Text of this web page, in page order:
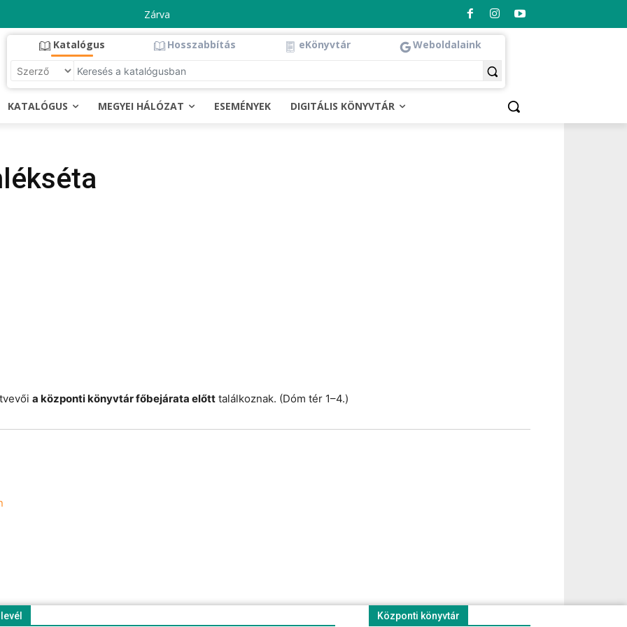
Zárva
Katalógus Hosszabbítás eKönyvtár Weboldalaink
KATALÓGUS MEGYEI HÁLÓZAT ESEMÉNYEK DIGITÁLIS KÖNYVTÁR
a központi könyvtár főbejárata előtt találkoznak. (Dóm tér 1–4.)
Központi könyvtár